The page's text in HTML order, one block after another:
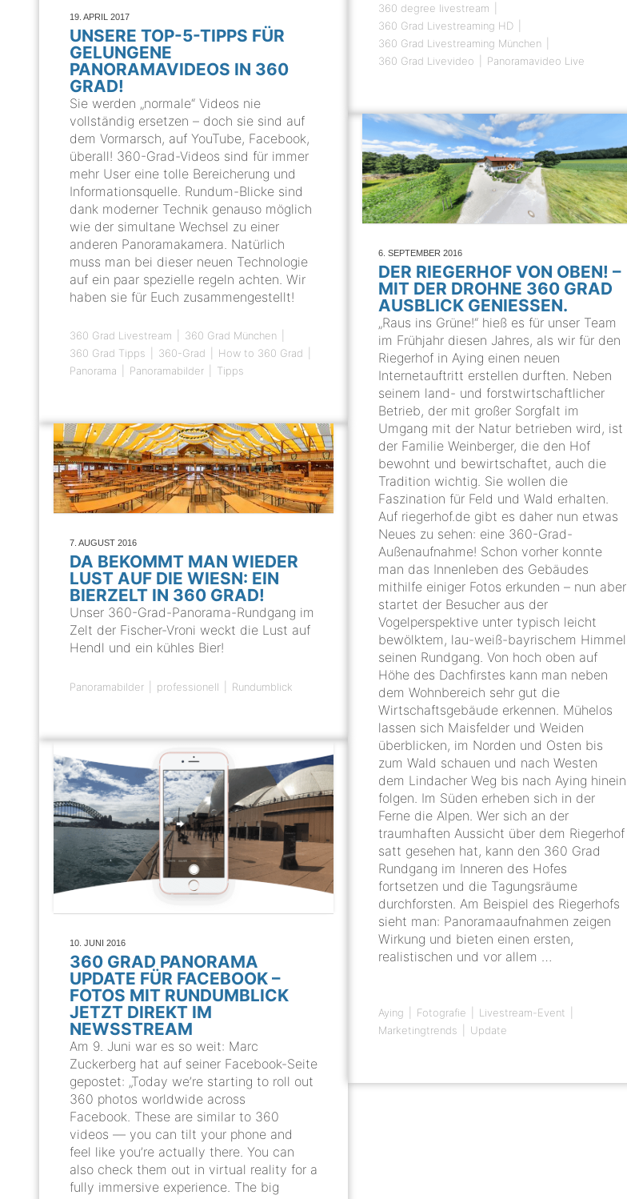
360 degree livestream
360 Grad Livestreaming HD
360 Grad Livestreaming München
360 Grad Livevideo
Panoramavideo Live
19. APRIL 2017
UNSERE TOP-5-TIPPS FÜR
GELUNGENE
PANORAMAVIDEOS IN 360
GRAD!
Sie werden „normale“ Videos nie
vollständig ersetzen – doch sie sind auf
dem Vormarsch, auf YouTube, Facebook,
überall! 360-Grad-Videos sind für immer
mehr User eine tolle Bereicherung und
Informationsquelle. Rundum-Blicke sind
dank moderner Technik genauso möglich
wie der simultane Wechsel zu einer
anderen Panoramakamera. Natürlich
muss man bei dieser neuen Technologie
auf ein paar spezielle regeln achten. Wir
haben sie für Euch zusammengestellt!
360 Grad Livestream
360 Grad München
360 Grad Tipps
360-Grad
How to 360 Grad
Panorama
Panoramabilder Tipps
6. SEPTEMBER 2016
DER RIEGERHOF VON OBEN! –
MIT DER DROHNE 360 GRAD
AUSBLICK GENIESSEN.
„Raus ins Grüne!“ hieß es für unser Team
im Frühjahr diesen Jahres, als wir für den
Riegerhof in Aying einen neuen
Internetauftritt erstellen durften. Neben
seinem land- und forstwirtschaftlicher
Betrieb, der mit großer Sorgfalt im
Umgang mit der Natur betrieben wird, ist
der Familie Weinberger, die den Hof
bewohnt und bewirtschaftet, auch die
Tradition wichtig. Sie wollen die
Faszination für Feld und Wald erhalten.
Auf riegerhof.de gibt es daher nun etwas
Neues zu sehen: eine 360-Grad-
Außenaufnahme! Schon vorher konnte
man das Innenleben des Gebäudes
mithilfe einiger Fotos erkunden – nun aber
startet der Besucher aus der
Vogelperspektive unter typisch leicht
bewölktem, lau-weiß-bayrischem Himmel
seinen Rundgang. Von hoch oben auf
Höhe des Dachfirstes kann man neben
dem Wohnbereich sehr gut die
Wirtschaftsgebäude erkennen. Mühelos
lassen sich Maisfelder und Weiden
überblicken, im Norden und Osten bis
zum Wald schauen und nach Westen
dem Lindacher Weg bis nach Aying hinein
folgen. Im Süden erheben sich in der
Ferne die Alpen. Wer sich an der
traumhaften Aussicht über dem Riegerhof
satt gesehen hat, kann den 360 Grad
Rundgang im Inneren des Hofes
fortsetzen und die Tagungsräume
durchforsten. Am Beispiel des Riegerhofs
sieht man: Panoramaaufnahmen zeigen
Wirkung und bieten einen ersten,
realistischen und vor allem …
Aying Fotografie
Livestream-Event
Marketingtrends
Update
7. AUGUST 2016
DA BEKOMMT MAN WIEDER
LUST AUF DIE WIESN: EIN
BIERZELT IN 360 GRAD!
Unser 360-Grad-Panorama-Rundgang im
Zelt der Fischer-Vroni weckt die Lust auf
Hendl und ein kühles Bier!
Panoramabilder professionell Rundumblick
10. JUNI 2016
360 GRAD PANORAMA
UPDATE FÜR FACEBOOK –
FOTOS MIT RUNDUMBLICK
JETZT DIREKT IM
NEWSSTREAM
Am 9. Juni war es so weit: Marc
Zuckerberg hat auf seiner Facebook-Seite
gepostet: „Today we’re starting to roll out
360 photos worldwide across
Facebook. These are similar to 360
videos — you can tilt your phone and
feel like you’re actually there. You can
also check them out in virtual reality for a
fully immersive experience. The big